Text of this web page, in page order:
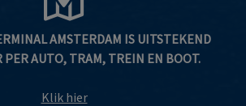
AMSTERDAM IS UITSTEKEND
PER AUTO, TRAM, TREIN EN BOOT.
Klik hier